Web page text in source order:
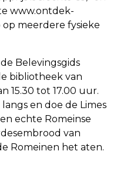
www.ontdek-
op meerdere fysieke
Belevingsgids
bibliotheek van
15.30 tot 17.00 uur.
en doe de Limes
echte Romeinse
van
Romeinen het aten.